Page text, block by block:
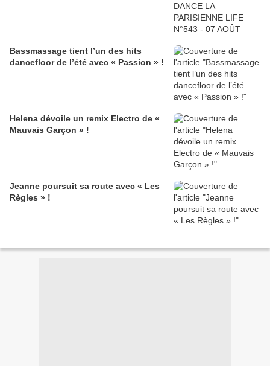
Bassmassage tient l’un des hits
dancefloor de l’été avec « Passion » !
Helena dévoile un remix Electro de «
Mauvais Garçon » !
Jeanne poursuit sa route avec « Les
Règles » !